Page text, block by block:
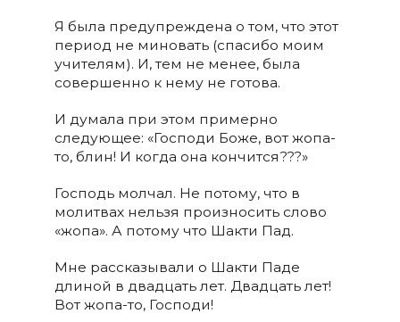
Я была предупреждена о том, что этот
период не миновать (спасибо моим
учителям). И, тем не менее, была
совершенно к нему не готова.
И думала при этом примерно
следующее: «Господи Боже, вот жопа-
то, блин! И когда она кончится???»
Господь молчал. Не потому, что в
молитвах нельзя произносить слово
«жопа». А потому что Шакти Пад.
Мне рассказывали о Шакти Паде
длиной в двадцать лет. Двадцать лет!
Вот жопа-то, Господи!